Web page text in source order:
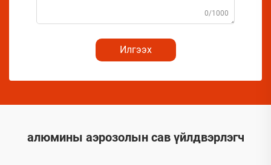
0/1000
Илгээх
алюмины аэрозолын сав үйлдвэрлэгч